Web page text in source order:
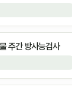
주간 방사능검사